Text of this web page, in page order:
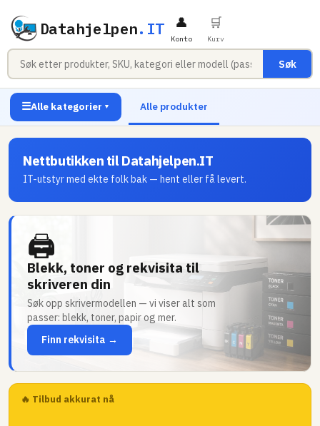
Datahjelpen.IT
Søk
👤
Konto
🛒
Kurv
☰Alle kategorier ▼ Alle produkter
Nettbutikken til Datahjelpen.IT
IT-utstyr med ekte folk bak — hent eller få levert.
🖨
Blekk, toner og rekvisita til
skriveren din
Søk opp skrivermodellen — vi viser alt som
passer: blekk, toner, papir og mer.
Finn rekvisita →
🔥 Tilbud akkurat nå